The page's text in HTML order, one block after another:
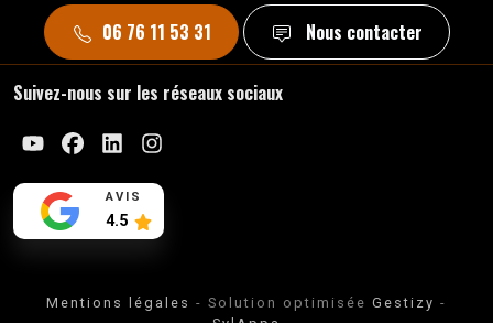
06 76 11 53 31 Nous contacter
Suivez-nous sur les réseaux sociaux
YoutubeFacebook
Linkedin
AVIS
4.5
Mentions légales - Solution optimisée Gestizy -